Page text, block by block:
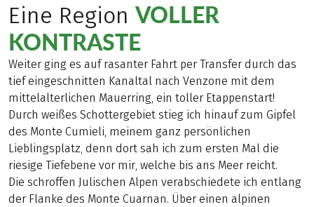
Eine Region VOLLER
KONTRASTE
Weiter ging es auf rasanter Fahrt per Transfer durch das
tief eingeschnitten Kanaltal nach Venzone mit dem
mittelalterlichen Mauerring, ein toller Etappenstart!
Durch weißes Schottergebiet stieg ich hinauf zum Gipfel
des Monte Cumieli, meinem ganz persönlichen
Lieblingsplatz, denn dort sah ich zum ersten Mal die
riesige Tiefebene vor mir, welche bis ans Meer reicht.
Die schroffen Julischen Alpen verabschiedete ich entlang
der Flanke des Monte Cuarnan. Über einen alpinen